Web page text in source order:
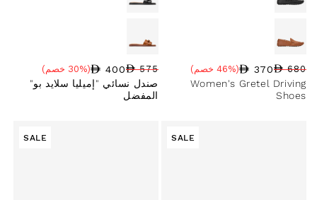
السعر العادي
680
سعر البيع
370
نسبة الخصم
(46% خصم)
Women's Gretel Driving
Shoes
السعر العادي
575
سعر البيع
400
نسبة الخصم
(30% خصم)
صندل نسائي "إميليا سلايد بو"
المفضل
SALE
SALE